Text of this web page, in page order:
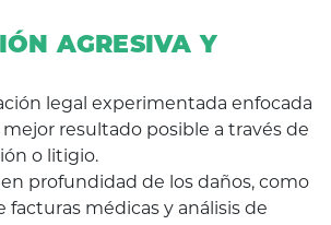
AGRESIVA Y
legal experimentada enfocada
resultado posible a través de
o litigio.
en profundidad de los daños, como
facturas médicas y análisis de